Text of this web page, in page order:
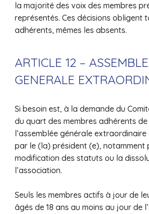
la majorité des voix des membres
représentés. Ces décisions obligent
adhérents, mêmes les absents.
ARTICLE 12 –
GENERALE
Si besoin est, à la demande du
du quart des membres adhérents de
l’assemblée générale
par le (la) président (e), notamment
modification des statuts ou la
l’association.
Seuls les membres actifs à jour de
âgés de 18 ans au moins au jour de